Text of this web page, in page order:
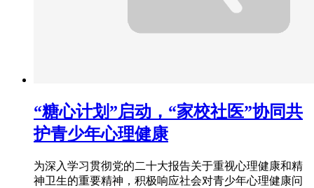
“糖心计划”启动，“家校社医”协同共
护青少年心理健康
为深入学习贯彻党的二十大报告关于重视心理健康和精
神卫生的重要精神，积极响应社会对青少年心理健康问